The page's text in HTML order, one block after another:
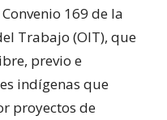
169 de la
Trabajo (OIT), que
previo e
indígenas que
proyectos de